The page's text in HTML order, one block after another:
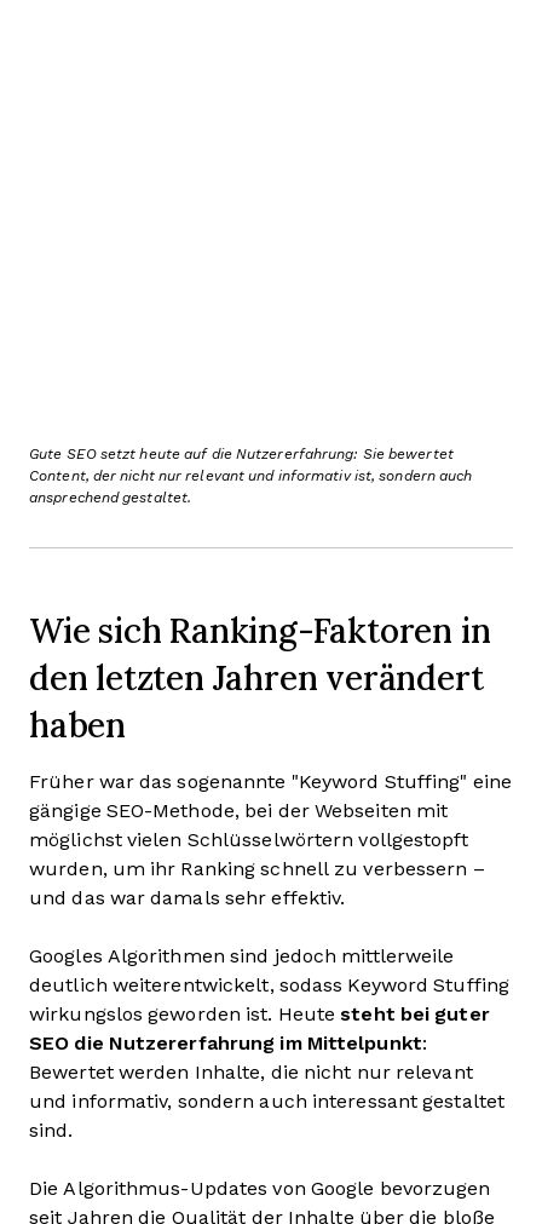
Gute SEO setzt heute auf die Nutzererfahrung: Sie bewertet
Content, der nicht nur relevant und informativ ist, sondern auch
ansprechend gestaltet.
Wie sich Ranking-Faktoren in
den letzten Jahren verändert
haben
Früher war das sogenannte "Keyword Stuffing" eine
gängige SEO-Methode, bei der Webseiten mit
möglichst vielen Schlüsselwörtern vollgestopft
wurden, um ihr Ranking schnell zu verbessern –
und das war damals sehr effektiv.
Googles Algorithmen sind jedoch mittlerweile
deutlich weiterentwickelt, sodass Keyword Stuffing
wirkungslos geworden ist. Heutesteht bei guter
SEO die Nutzererfahrung im Mittelpunkt:
Bewertet werden Inhalte, die nicht nur relevant
und informativ, sondern auch interessant gestaltet
sind.
Die Algorithmus-Updates von Google bevorzugen
seit Jahren die Qualität der Inhalte über die bloße